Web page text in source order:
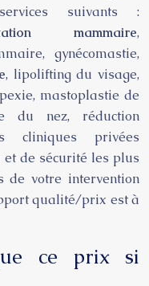
suivants :
mammaire,
gynécomastie,
, lipolifting du visage,
mastoplastie de
du nez, réduction
cliniques privées
et de sécurité les plus
de votre intervention
qualité/prix est à
ce prix si